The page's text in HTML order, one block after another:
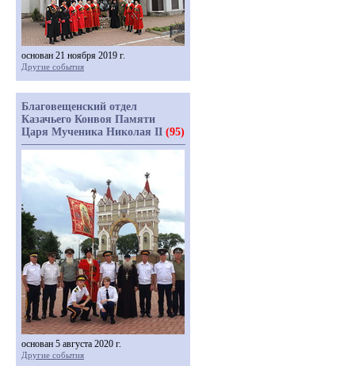
основан 21 ноября 2019 г.
Другие события
Благовещенский отдел
Казачьего Конвоя Памяти
Царя Мученика Николая II (95)
основан 5 августа 2020 г.
Другие события